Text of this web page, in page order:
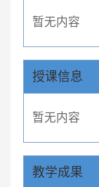
暂无内容
授课信息
暂无内容
教学成果